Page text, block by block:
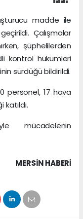
madde ile
Çalışmalar
şüphelilerden
kontrol hükümleri
sürdüğü bildirildi.
personel, 17 hava
mücadelenin
MERSIN HABERİ